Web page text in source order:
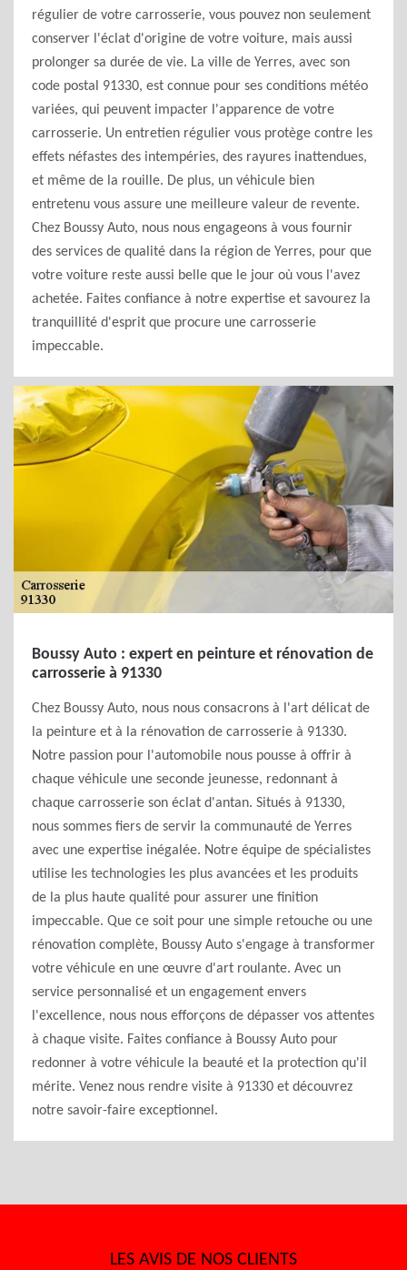
régulier de votre carrosserie, vous pouvez non seulement
conserver l'éclat d'origine de votre voiture, mais aussi
prolonger sa durée de vie. La ville de Yerres, avec son
code postal 91330, est connue pour ses conditions météo
variées, qui peuvent impacter l'apparence de votre
carrosserie. Un entretien régulier vous protège contre les
effets néfastes des intempéries, des rayures inattendues,
et même de la rouille. De plus, un véhicule bien
entretenu vous assure une meilleure valeur de revente.
Chez Boussy Auto, nous nous engageons à vous fournir
des services de qualité dans la région de Yerres, pour que
votre voiture reste aussi belle que le jour où vous l'avez
achetée. Faites confiance à notre expertise et savourez la
tranquillité d'esprit que procure une carrosserie
impeccable.
Boussy Auto : expert en peinture et rénovation de
carrosserie à 91330
Chez Boussy Auto, nous nous consacrons à l'art délicat de
la peinture et à la rénovation de carrosserie à 91330.
Notre passion pour l'automobile nous pousse à offrir à
chaque véhicule une seconde jeunesse, redonnant à
chaque carrosserie son éclat d'antan. Situés à 91330,
nous sommes fiers de servir la communauté de Yerres
avec une expertise inégalée. Notre équipe de spécialistes
utilise les technologies les plus avancées et les produits
de la plus haute qualité pour assurer une finition
impeccable. Que ce soit pour une simple retouche ou une
rénovation complète, Boussy Auto s'engage à transformer
votre véhicule en une œuvre d'art roulante. Avec un
service personnalisé et un engagement envers
l'excellence, nous nous efforçons de dépasser vos attentes
à chaque visite. Faites confiance à Boussy Auto pour
redonner à votre véhicule la beauté et la protection qu'il
mérite. Venez nous rendre visite à 91330 et découvrez
notre savoir-faire exceptionnel.
LES AVIS DE NOS CLIENTS